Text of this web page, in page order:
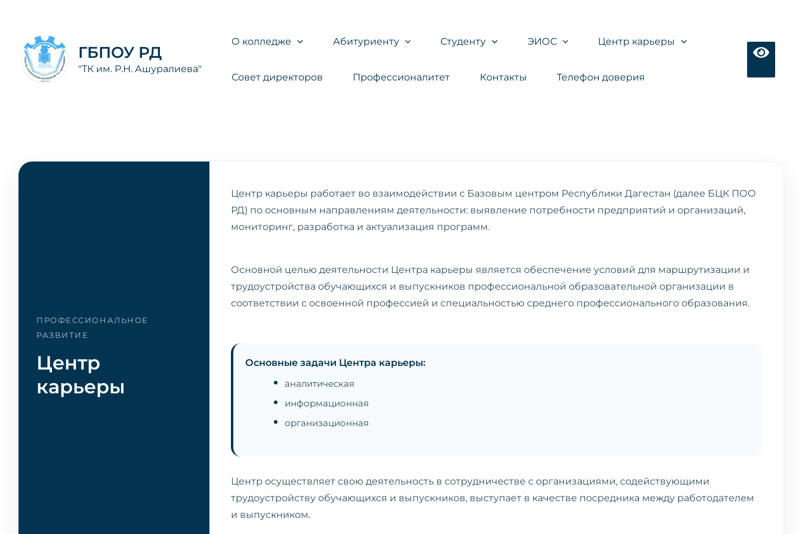
содержимому
ГБПОУ РД
"ТК им. Р.Н. Ашуралиева"
О колледже Абитуриенту Студенту ЭИОС Центр карьеры
Совет директоров Профессионалитет Контакты Телефон доверия
ПРОФЕССИОНАЛЬНОЕ
РАЗВИТИЕ
Центр
карьеры
Центр карьеры работает во взаимодействии с Базовым центром Республики Дагестан (далее БЦК ПОО
РД) по основным направлениям деятельности: выявление потребности предприятий и организаций,
мониторинг, разработка и актуализация программ.
Основной целью деятельности Центра карьеры является обеспечение условий для маршрутизации и
трудоустройства обучающихся и выпускников профессиональной образовательной организации в
соответствии с освоенной профессией и специальностью среднего профессионального образования.
Основные задачи Центра карьеры:
аналитическая
информационная
организационная
Центр осуществляет свою деятельность в сотрудничестве с организациями, содействующими
трудоустройству обучающихся и выпускников, выступает в качестве посредника между работодателем
и выпускником.